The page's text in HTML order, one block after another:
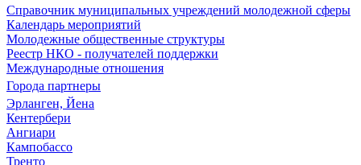
Справочник муниципальных учреждений молодежной сферы
Календарь мероприятий
Молодежные общественные структуры
Реестр НКО - получателей поддержки
Международные отношения
Города партнеры
Эрланген, Йена
Кентербери
Ангиари
Кампобассо
Тренто